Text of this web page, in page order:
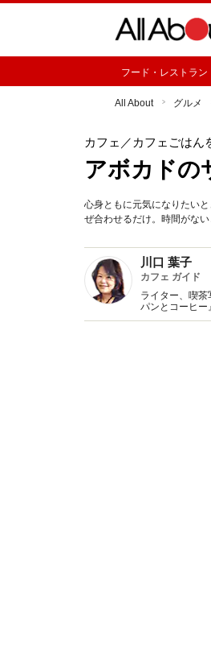
フード・レストラン
All About グルメ
カフェ ／カフェごはん
アボカドの
心身ともに元気になりたい
ぜ合わせるだけ。時間がな
川口 葉子
カフェ ガイド
ライター、喫
パンとコーヒー
監修、記事執筆